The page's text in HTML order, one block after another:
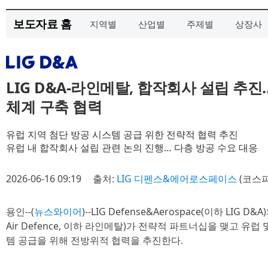
보도자료 홈 지역별 산업별 주제별 상장사
LIG D&A-라인메탈, 합작회사 설립 추
체계 구축 협력
유럽 지역 첨단 방공 시스템 공급 위한 전략적 협력 추진
유럽 내 합작회사 설립 관련 논의 진행… 다층 방공 수요 대응
2026-06-16 09:19 출처: LIG 디펜스&에어로스페이스 (코스
용인--(뉴스와이어)--LIG Defense&Aerospace(이하 LIG
Air Defence, 이하 라인메탈)가 전략적 파트너십을 맺고 유럽
템 공급을 위해 전방위적 협력을 추진한다.